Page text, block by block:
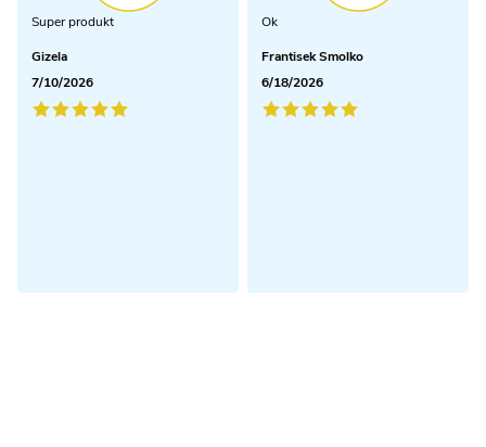
Super produkt
Gizela
7/10/2026
Ok
Frantisek Smolko
6/18/2026